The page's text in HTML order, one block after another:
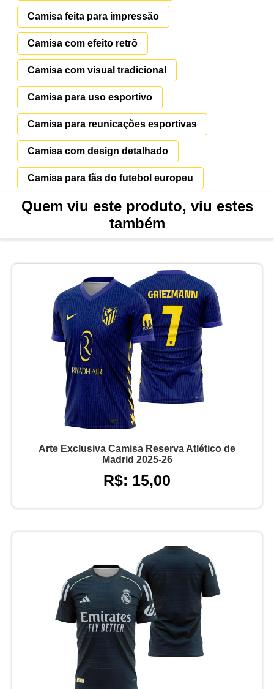
Camisa feita para impressão
Camisa com efeito retrô
Camisa com visual tradicional
Camisa para uso esportivo
Camisa para reunicações esportivas
Camisa com design detalhado
Camisa para fãs do futebol europeu
Quem viu este produto, viu estes
também
Arte Exclusiva Camisa Reserva Atlético de
Madrid 2025-26
R$: 15,00